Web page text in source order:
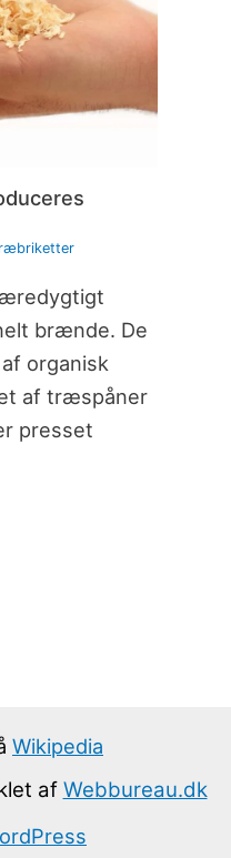
brænde. De
organisk
af træspåner
presset
Wikipedia
af Webbureau.dk